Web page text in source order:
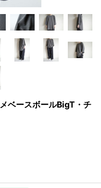
ボールBigT・チ